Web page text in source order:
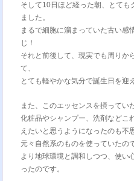
そして10日ほど経った朝、とて
ました。
まるで細胞に溜まっていた古い感
じ！
それと前後して、現実でも周りか
て、
とても軽やかな気分で誕生日を
また、このエッセンスを摂ってい
化粧品やシャンプー、洗剤などこ
えたいと思うようになったのも不
元々自然系のものを使っていたの
より地球環境と調和しつつ、使い
ったのです。